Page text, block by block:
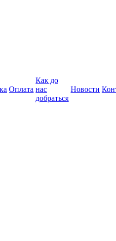
Оплата
Как до
нас
добраться
Новости